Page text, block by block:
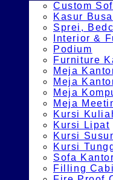
Custom
Kasur Busa
Sprei,
Interior &
Podium
Furniture
Meja
Meja
Meja
Meja
Kursi
Kursi Lipat
Kursi
Kursi
Sofa Kantor
Filling